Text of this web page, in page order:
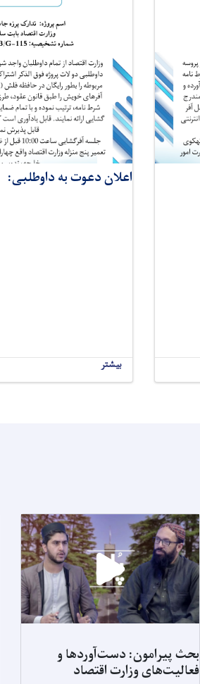
اعلان دعوت به داوطلبی:
بیشتر
بحث پیرامون: دست‌آوردها و
فعالیت‌های وزارت اقتصاد